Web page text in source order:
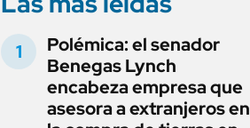
Polémica: el senador
Benegas Lynch
encabeza empresa que
asesora a extranjeros en